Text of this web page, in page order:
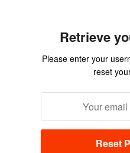
Retrieve
Please enter your
reset